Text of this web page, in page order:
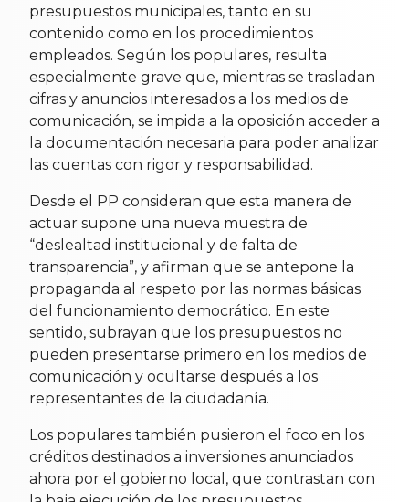
presupuestos municipales, tanto en su
contenido como en los procedimientos
empleados. Según los populares, resulta
especialmente grave que, mientras se trasladan
cifras y anuncios interesados a los medios de
comunicación, se impida a la oposición acceder a
la documentación necesaria para poder analizar
las cuentas con rigor y responsabilidad.
Desde el PP consideran que esta manera de
actuar supone una nueva muestra de
“deslealtad institucional y de falta de
transparencia”, y afirman que se antepone la
propaganda al respeto por las normas básicas
del funcionamiento democrático. En este
sentido, subrayan que los presupuestos no
pueden presentarse primero en los medios de
comunicación y ocultarse después a los
representantes de la ciudadanía.
Los populares también pusieron el foco en los
créditos destinados a inversiones anunciados
ahora por el gobierno local, que contrastan con